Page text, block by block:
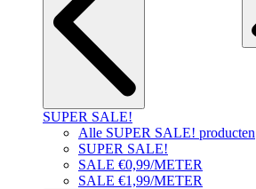
SUPER SALE!
Alle SUPER SALE! producten
SUPER SALE!
SALE €0,99/METER
SALE €1,99/METER